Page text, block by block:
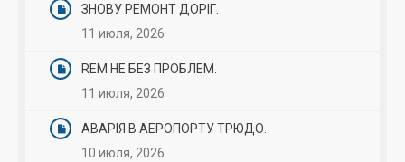
ЗНОВУ РЕМОНТ ДОРІГ.
11 июля, 2026
REM НЕ БЕЗ ПРОБЛЕМ.
11 июля, 2026
АВАРІЯ В АЕРОПОРТУ ТРЮДО.
10 июля, 2026